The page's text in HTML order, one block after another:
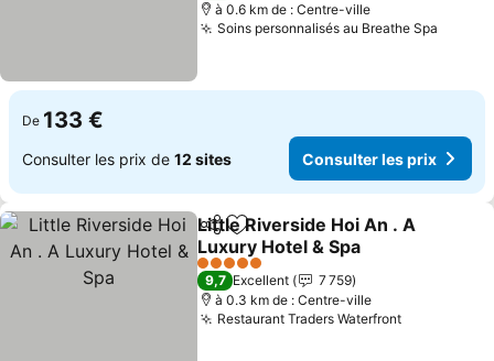
à 0.6 km de : Centre-ville
Soins personnalisés au Breathe Spa
De 133 €
Consulter les prix de 12 sites Consulter les prix
PartagerAjouter à mes favoris
Little Riverside Hoi An . A
Luxury Hotel & Spa
5 Étoiles
9,7 Excellent
7 759
à 0.3 km de : Centre-ville
Restaurant Traders Waterfront